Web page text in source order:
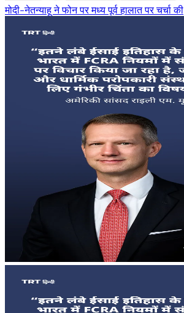
मोदी-नेतन्याहू ने फोन पर मध्य पूर्व हालात पर चर्चा की